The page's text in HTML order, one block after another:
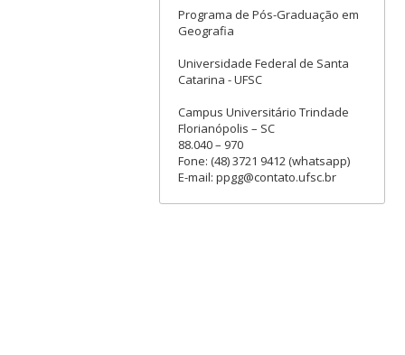
Programa de Pós-Graduação em
Geografia
Universidade Federal de Santa
Catarina - UFSC
Campus Universitário Trindade
Florianópolis – SC
88.040 – 970
Fone: (48) 3721 9412 (whatsapp)
E-mail: ppgg@contato.ufsc.br